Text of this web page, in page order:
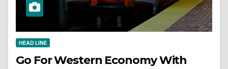
HEAD LINE
Go For Western Economy With